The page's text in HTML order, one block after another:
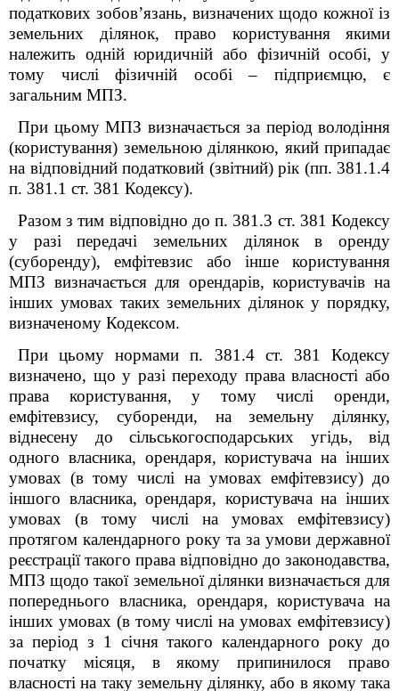
податкових зобов’язань, визначених щодо кожної із
земельних ділянок, право користування якими
належить одній юридичній або фізичній особі, у
тому числі фізичній особі – підприємцю, є
загальним МПЗ.
При цьому МПЗ визначається за період володіння
(користування) земельною ділянкою, який припадає
на відповідний податковий (звітний) рік (пп. 381 .1.4
п. 381 .1 ст. 381 Кодексу).
Разом з тим відповідно до п. 381 .3 ст. 381 Кодексу
у разі передачі земельних ділянок в оренду
(суборенду), емфітевзис або інше користування
МПЗ визначається для орендарів, користувачів на
інших умовах таких земельних ділянок у порядку,
визначеному Кодексом.
При цьому нормами п. 381 .4 ст. 381
Кодексу
визначено, що у разі переходу права власності або
права користування, у тому числі оренди,
емфітевзису, суборенди, на земельну ділянку,
віднесену до сільськогосподарських угідь, від
одного власника, орендаря, користувача на інших
умовах (в тому числі на умовах емфітевзису) до
іншого власника, орендаря, користувача на інших
умовах (в тому числі на умовах емфітевзису)
протягом календарного року та за умови державної
реєстрації такого права відповідно до законодавства,
МПЗ щодо такої земельної ділянки визначається для
попереднього власника, орендаря, користувача на
інших умовах (в тому числі на умовах емфітевзису)
за період з 1 січня такого календарного року до
початку місяця, в якому припинилося право
власності на таку земельну ділянку, або в якому така